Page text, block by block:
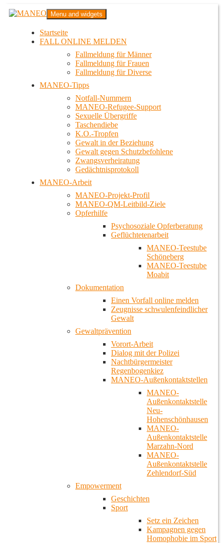
Zum
InhaltMANEO
Das schwule Anti-Gewalt-Projekt in Berlin
Menu and widgets
Startseite
FALL ONLINE MELDEN
Fallmeldung für Männer
Fallmeldung für Frauen
Fallmeldung für Diverse
MANEO-Tipps
Notfall-Nummern
MANEO-Refugee-Support
Sexuelle Übergriffe
Taschendiebe
K.O.-Tropfen
Gewalt in der Beziehung
Gewalt gegen Schutzbefohlene
Zwangsverheiratung
Gedächtnisprotokoll
MANEO-Arbeit
MANEO-Projekt-Profil
MANEO-QM-Leitbild-Ziele
Opferhilfe
Psychosoziale Opferberatung
Geflüchtetenarbeit
MANEO-Teestube
Schöneberg
MANEO-Teestube
Moabit
Dokumentation
Einen Vorfall online melden
Zeugnisse schwulenfeindlicher
Gewalt
Gewaltprävention
Vorort-Arbeit
Dialog mit der Polizei
Nachtbürgermeister
Regenbogenkiez
MANEO-Außenkontaktstellen
MANEO-
Außenkontaktstelle
Neu-
Hohenschönhausen
MANEO-
Außenkontaktstelle
Marzahn-Nord
MANEO-
Außenkontaktstelle
Zehlendorf-Süd
Empowerment
Geschichten
Sport
Setz ein Zeichen
Kampagnen gegen
Homophobie im Sport